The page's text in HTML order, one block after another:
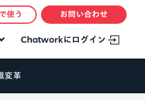
Chatworkにログイン
使う お問い合わせ
変革